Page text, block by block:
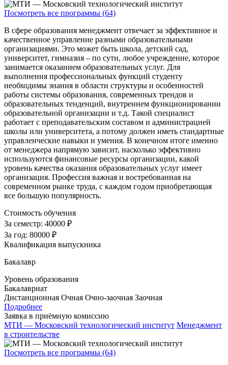
Посмотреть все программы (64)
В сфере образования менеджмент отвечает за эффективное и
качественное управление разными образовательными
организациями. Это может быть школа, детский сад,
университет, гимназия – по сути, любое учреждение, которое
занимается оказанием образовательных услуг. Для
выполнения профессиональных функций студенту
необходимы знания в области структуры и особенностей
работы системы образования, современных трендов и
образовательных тенденций, внутреннем функционировании
образовательной организации и т.д. Такой специалист
работает с преподавательским составом и администрацией
школы или университета, а потому должен иметь стандартные
управленческие навыки и умения. В конечном итоге именно
от менеджера напрямую зависит, насколько эффективно
используются финансовые ресурсы организации, какой
уровень качества оказания образовательных услуг имеет
организация. Профессия важная и востребованная на
современном рынке труда, с каждом годом приобретающая
все большую популярность.
Стоимость обучения
За семестр: 40000 ₽
За год: 80000 ₽
Квалификация выпускника
Бакалавр
Уровень образования
Бакалавриат
Дистанционная Очная Очно-заочная Заочная
Подробнее
Заявка в приёмную комиссию
МТИ — Московский технологический институт Менеджмент
в строительстве
Посмотреть все программы (64)